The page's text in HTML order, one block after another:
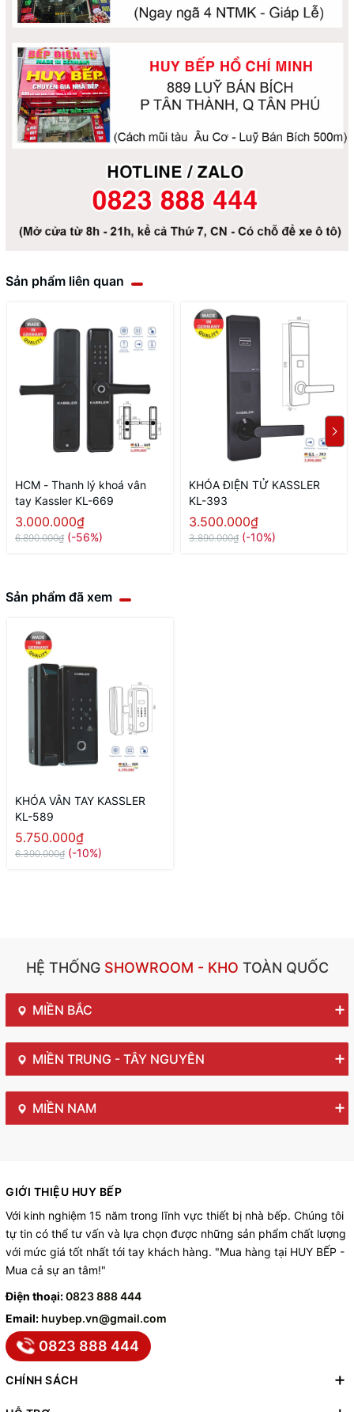
Sản phẩm liên quan
HCM - Thanh lý khoá vân
tay Kassler KL-669
3.000.000₫
6.890.000₫ (-56%)
KHÓA ĐIỆN TỬ KASSLER
KL-393
3.500.000₫
3.890.000₫ (-10%)
Sản phẩm đã xem
KHÓA VÂN TAY KASSLER
KL-589
5.750.000₫
6.390.000₫ (-10%)
HỆ THỐNGSHOWROOM - KHO TOÀN QUỐC
MIỀN BẮC
MIỀN TRUNG - TÂY NGUYÊN
MIỀN NAM
GIỚI THIỆU HUY BẾP
Với kinh nghiệm 15 năm trong lĩnh vực thiết bị nhà bếp. Chúng tôi
tự tin có thể tư vấn và lựa chọn được những sản phẩm chất lượng
với mức giá tốt nhất tới tay khách hàng. "Mua hàng tại HUY BẾP -
Mua cả sự an tâm!"
Điện thoại:0823 888 444
Email: huybep.vn@gmail.com
0823 888 444
CHÍNH SÁCH